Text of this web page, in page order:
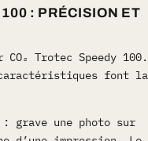
: PRÉCISION ET
Trotec Speedy 100.
font la
: grave une photo sur